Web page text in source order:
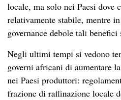
locale, ma solo nei Paesi dove
relativamente stabile, mentre
governance debole tali
Negli ultimi tempi si vedono
governi africani di aumentare
nei Paesi produttori:
frazione di raffinazione locale